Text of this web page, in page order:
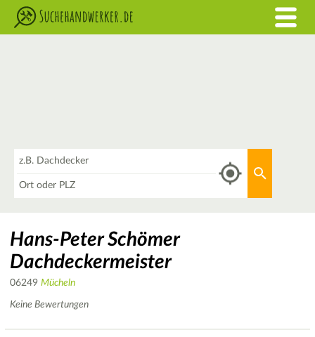
Hans-Peter Schömer
Dachdeckermeister
06249 Mücheln
Keine Bewertungen